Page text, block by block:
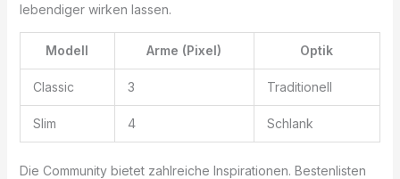
lebendiger wirken lassen.
Modell Arme (Pixel) Optik
Classic 3 Traditionell
Slim 4 Schlank
Die Community bietet zahlreiche Inspirationen. Bestenlisten